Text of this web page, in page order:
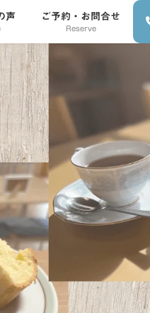
声 ご予約・お問合せ
Reserve